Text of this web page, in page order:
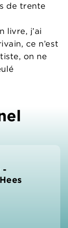
de trente
livre, j’ai
ce n’est
on ne
-